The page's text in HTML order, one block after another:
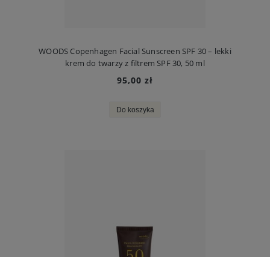
WOODS Copenhagen Facial Sunscreen SPF 30 – lekki
krem do twarzy z filtrem SPF 30, 50 ml
95,00 zł
Do koszyka